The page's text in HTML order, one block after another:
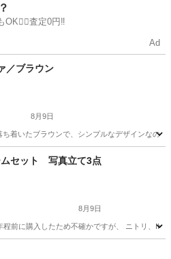
OK🙆‍♀️査定0円‼️
Ad
／ブラウン
8月9日
着いたブラウンで、シンプルなデザインなの
アアイロン
ムセット 写真立て3点
8月9日
前に購入したため不確かですが、 ニトリ、
/小物